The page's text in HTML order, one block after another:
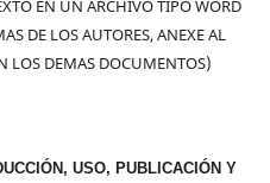
EN UN ARCHIVO TIPO WORD
DE LOS AUTORES, ANEXE AL
LOS DEMAS DOCUMENTOS)
USO, PUBLICACIÓN Y